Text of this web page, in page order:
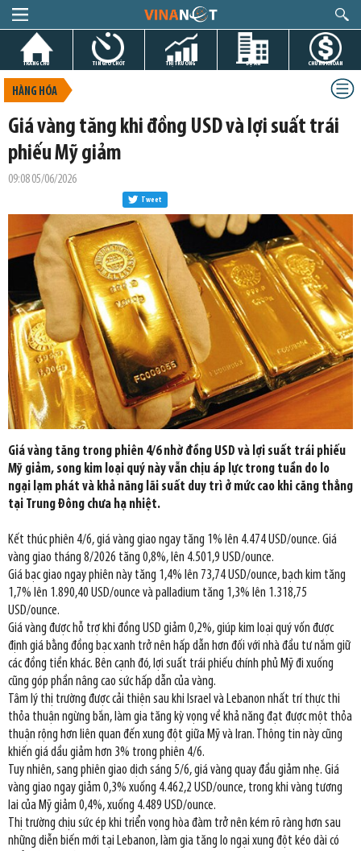
TRANG CHỦ TIN GIỜ CHÓT THỊ TRƯỜNG DỰ ÁN CHỨNG KHOÁN
HÀNG HÓA
Giá vàng tăng khi đồng USD và lợi suất trái
phiếu Mỹ giảm
09:08 05/06/2026
Tweet
Giá vàng tăng trong phiên 4/6 nhờ đồng USD và lợi suất trái phiếu
Mỹ giảm, song kim loại quý này vẫn chịu áp lực trong tuần do lo
ngại lạm phát và khả năng lãi suất duy trì ở mức cao khi căng thẳng
tại Trung Đông chưa hạ nhiệt.
Kết thúc phiên 4/6, giá vàng giao ngay tăng 1% lên 4.474 USD/ounce. Giá
vàng giao tháng 8/2026 tăng 0,8%, lên 4.501,9 USD/ounce.
Giá bạc giao ngay phiên này tăng 1,4% lên 73,74 USD/ounce, bạch kim tăng
1,7% lên 1.890,40 USD/ounce và palladium tăng 1,3% lên 1.318,75
USD/ounce.
Giá vàng được hỗ trợ khi đồng USD giảm 0,2%, giúp kim loại quý vốn được
định giá bằng đồng bạc xanh trở nên hấp dẫn hơn đối với nhà đầu tư nắm giữ
các đồng tiền khác. Bên cạnh đó, lợi suất trái phiếu chính phủ Mỹ đi xuống
cũng góp phần nâng cao sức hấp dẫn của vàng.
Tâm lý thị trường được cải thiện sau khi Israel và Lebanon nhất trí thực thi
thỏa thuận ngừng bắn, làm gia tăng kỳ vọng về khả năng đạt được một thỏa
thuận rộng hơn liên quan đến xung đột giữa Mỹ và Iran. Thông tin này cũng
khiến giá dầu giảm hơn 3% trong phiên 4/6.
Tuy nhiên, sang phiên giao dịch sáng 5/6, giá vàng quay đầu giảm nhẹ. Giá
vàng giao ngay giảm 0,3% xuống 4.462,2 USD/ounce, trong khi vàng tương
lai của Mỹ giảm 0,4%, xuống 4.489 USD/ounce.
Thị trường chịu sức ép khi triển vọng hòa đàm trở nên kém rõ ràng hơn sau
những diễn biến mới tại Lebanon, làm gia tăng lo ngại xung đột kéo dài có